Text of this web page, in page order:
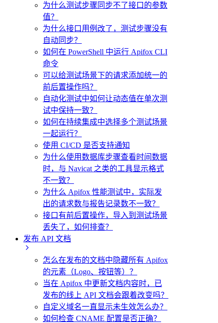
为什么测试步骤同步不了接口的参数
值？
为什么接口用例改了，测试步骤没有
自动同步？
如何在 PowerShell 中运行 Apifox CLI
命令
可以给测试场景下的请求添加统一的
前后置操作吗？
自动化测试中如何让动态值在单次测
试中保持一致？
如何在持续集成中选择多个测试场景
一起运行？
使用 CI/CD 是否支持通知
为什么使用数据库步骤查看时间数据
时，与 Navicat 之类的工具显示格式
不一致？
为什么 Apifox 性能测试中，实际发
出的请求数与报告记录数不一致？
接口有前后置操作，导入到测试场景
丢失了，如何排查？
发布 API 文档
怎么在发布的文档中隐藏所有 Apifox
的元素（Logo、按钮等）？
当在 Apifox 中更新文档内容时，已
发布的线上 API 文档会跟着改变吗？
自定义域名一直显示未生效怎么办？
如何检查 CNAME 配置是否正确？